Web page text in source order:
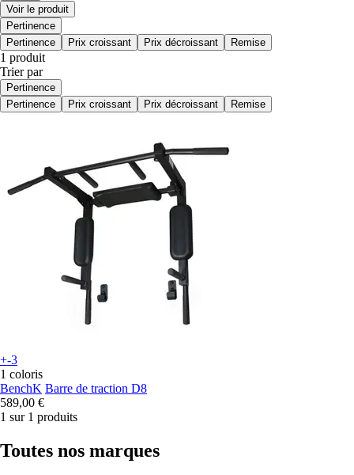
Voir le produit
Pertinence
Pertinence
Prix croissant Prix décroissant Remise
1 produit
Trier par
Pertinence
Pertinence
Prix croissant Prix décroissant Remise
+-3
1 coloris
BenchK Barre de traction D8
589,00 €
1 sur 1 produits
Toutes nos marques